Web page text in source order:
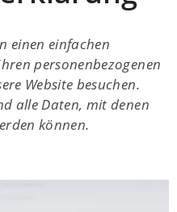
einen einfachen
personenbezogenen
Website besuchen.
alle Daten, mit denen
können.